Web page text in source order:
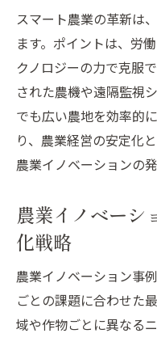
農業イノベーシ
農業イノベー
支援
推進室活用に
がり
農業イノベー
生産性向上
イノベーシ
スマート農業の
スマート農業の革新は
ます。ポイントは、労
クノロジーの力で克服
された農機や遠隔監視
でも広い農地を効率的
り、農業経営の安定化
農業イノベーションの
農業イノベーシ
化戦略
農業イノベーション事
ごとの課題に合わせた
域や作物ごとに異なる